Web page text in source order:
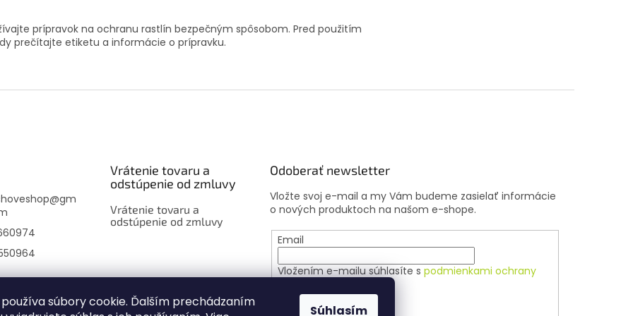
súbory cookie. Ďalším prechádzaním
Súhlasím
prípravok na ochranu rastlín bezpečným spôsobom. Pred použitím
prečítajte etiketu a informácie o prípravku.
@gm
Vrátenie tovaru a
odstúpenie od zmluvy
Vrátenie tovaru a
odstúpenie od zmluvy
Odoberať newsletter
Vložte svoj e-mail a my Vám budeme zasielať informácie
o nových produktoch na našom e-shope.
Email
Vložením e-mailu súhlasíte spodmienkami ochrany